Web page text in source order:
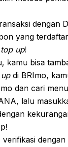
dengan
yang
top up!
kamu bisa
di BRImo,
dan cari
lalu